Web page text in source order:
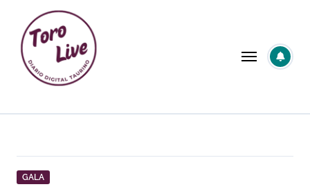
contenido
GALA